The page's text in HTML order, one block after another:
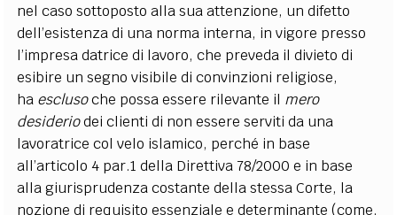
nel caso sottoposto alla sua attenzione, un difetto
dell’esistenza di una norma interna, in vigore presso
l’impresa datrice di lavoro, che preveda il divieto di
esibire un segno visibile di convinzioni religiose,
ha esclusoche possa essere rilevante il mero
desideriodei clienti di non essere serviti da una
lavoratrice col velo islamico, perché in base
all’articolo 4 par.1 della Direttiva 78/2000 e in base
alla giurisprudenza costante della stessa Corte, la
nozione di requisito essenziale e determinante (come,